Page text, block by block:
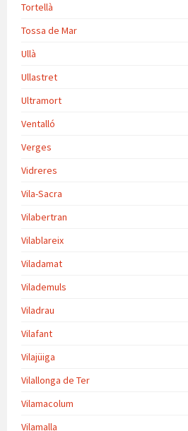
Tortellà
Tossa de Mar
Ullà
Ullastret
Ultramort
Ventalló
Verges
Vidreres
Vila-Sacra
Vilabertran
Vilablareix
Viladamat
Vilademuls
Viladrau
Vilafant
Vilajüiga
Vilallonga de Ter
Vilamacolum
Vilamalla